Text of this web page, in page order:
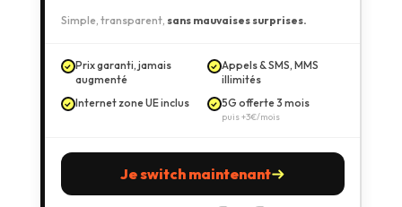
Simple, transparent, sans mauvaises surprises.
Prix garanti, jamais
augmenté
Appels & SMS, MMS
illimités
Internet zone UE inclus
5G offerte 3 mois
puis +3€/mois
Je switch maintenant